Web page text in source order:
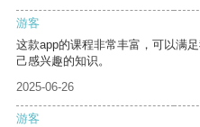
游客
这款app的课程非常丰富，可以满
己感兴趣的知识。
2025-06-26
游客